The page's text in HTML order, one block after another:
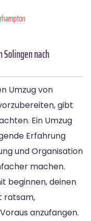
Solingen nach
Umzug von
gibt
Ein Umzug
Erfahrung
und Organisation
machen.
beginnen, deinen
ratsam,
anzufangen.